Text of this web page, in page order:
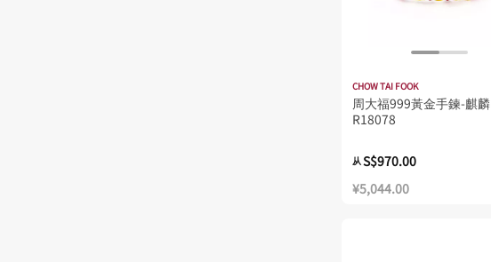
CHOW TAI FOOK
周大福999黃金手鍊-麒麟
R18078
从S$970.00
¥5,044.00